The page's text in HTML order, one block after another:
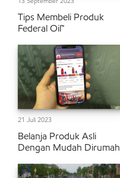
Tips Membeli Produk
Federal Oil™
21 Juli 2023
Belanja Produk Asli
Dengan Mudah Dirumah